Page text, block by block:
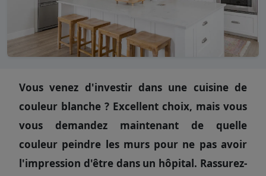
Vous venez d'investir dans une cuisine de
couleur blanche ? Excellent choix, mais vous
vous demandez maintenant de quelle
couleur peindre les murs pour ne pas avoir
l'impression d'être dans un hôpital. Rassurez-